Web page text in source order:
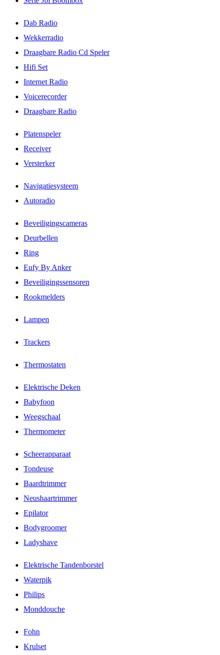
Dab Radio
Wekkerradio
Draagbare Radio Cd Speler
Hifi Set
Internet Radio
Voicerecorder
Draagbare Radio
Platenspeler
Receiver
Versterker
Navigatiesysteem
Autoradio
Beveiligingscameras
Deurbellen
Ring
Eufy By Anker
Beveiligingssensoren
Rookmelders
Lampen
Trackers
Thermostaten
Elektrische Deken
Babyfoon
Weegschaal
Thermometer
Scheerapparaat
Tondeuse
Baardtrimmer
Neushaartrimmer
Epilator
Bodygroomer
Ladyshave
Elektrische Tandenborstel
Waterpik
Philips
Monddouche
Fohn
Krulset